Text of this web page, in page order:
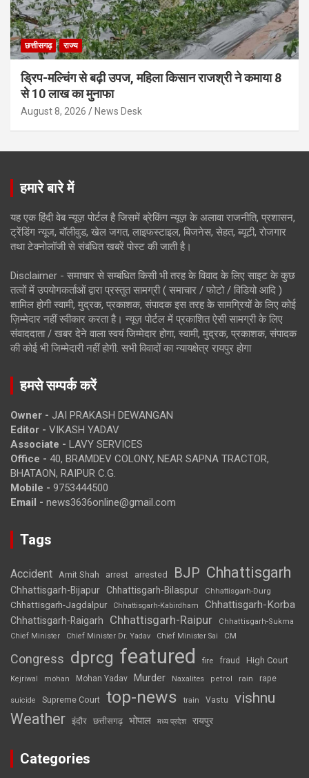
छत्तीसगढ़ राज्य
ड्रिप-मल्चिंग से बढ़ी उपज, महिला किसान राजश्री ने कमाया 8
से 10 लाख का मुनाफा
August 8, 2026 News Desk
हमारे बारे में
यह एक हिंदी वेब न्यूज़ पोर्टल है जिसमें ब्रेकिंग न्यूज़ के अलावा राजनीति, प्रशासन,
ट्रेंडिंग न्यूज, बॉलीवुड, खेल जगत, लाइफस्टाइल, बिजनेस, सेहत, ब्यूटी, रोजगार
तथा टेक्नोलॉजी से संबंधित खबरें पोस्ट की जाती है।
Disclaimer - समाचार से सम्बंधित किसी भी तरह के विवाद के लिए साइट के कुछ
तत्वों में उपयोगकर्ताओं द्वारा प्रस्तुत सामग्री ( समाचार / फोटो / विडियो आदि )
शामिल होगी स्वामी, मुद्रक, प्रकाशक, संपादक इस तरह के सामग्रियों के लिए कोई
ज़िम्मेदार नहीं स्वीकार करता है। न्यूज़ पोर्टल में प्रकाशित ऐसी सामग्री के लिए
संवाददाता / खबर देने वाला स्वयं जिम्मेदार होगा, स्वामी, मुद्रक, प्रकाशक, संपादक
की कोई भी जिम्मेदारी नहीं होगी. सभी विवादों का न्यायक्षेत्र रायपुर होगा
हमसे सम्पर्क करें
Owner - JAI PRAKASH DEWANGAN
Editor - VIKASH YADAV
Associate - LAVY SERVICES
Office - 40, BRAMDEV COLONY, NEAR SAPNA TRACTOR,
BHATAON, RAIPUR C.G.
Mobile - 9753444500
Email - news3636online@gmail.com
Tags
Accident Amit Shah arrest arrested BJP Chhattisgarh
Chhattisgarh-Bijapur Chhattisgarh-Bilaspur Chhattisgarh-Durg
Chhattisgarh-Jagdalpur Chhattisgarh-Kabirdham Chhattisgarh-Korba
Chhattisgarh-Raigarh Chhattisgarh-Raipur
Chhattisgarh-Sukma
Chief Minister
Chief Minister Dr. Yadav Chief Minister Sai CM
Congress dprcg featured fire fraud High Court
Kejriwal mohan Mohan Yadav Murder Naxalites petrol rain rape
suicide Supreme Court top-news train Vastu vishnu
Weather इंदौर छत्तीसगढ़ भोपाल मध्य प्रदेश रायपुर
Categories